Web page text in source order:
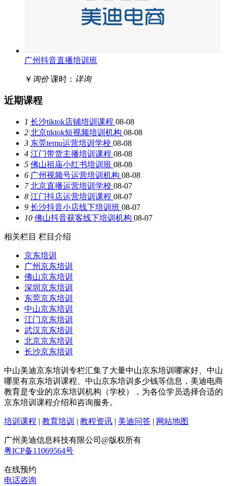
广州抖音直播培训班
￥ 询价 课时： 详询
近期课程
1 长沙tiktok店铺培训课程 08-08
2 北京tiktok短视频培训机构 08-08
3 东莞temu运营培训学校 08-08
4 江门带货主播培训课程 08-08
5 佛山祖庙小红书培训班 08-08
6 广州视频号运营培训机构 08-08
7 北京直播运营培训学校 08-07
8 江门抖店运营培训课程 08-07
9 长沙抖音小店线下培训班 08-07
10 佛山抖音获客线下培训机构 08-07
相关栏目 栏目介绍
京东培训
广州京东培训
佛山京东培训
深圳京东培训
东莞京东培训
中山京东培训
江门京东培训
武汉京东培训
北京京东培训
长沙京东培训
中山美迪京东培训专栏汇集了大量中山京东培训哪家好、中山
哪里有京东培训课程、中山京东培训多少钱等信息，美迪电商
教育是专业的京东培训机构（学校），为各位学员选择合适的
京东培训课程介绍和咨询服务。
培训课程 | 教育培训 | 教程资讯 | 美迪问答 | 网站地图
广州美迪信息科技有限公司@版权所有
粤ICP备11069564号
在线预约
电话咨询